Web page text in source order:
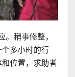
。稍事修整，
多小时的行
位置，求助者